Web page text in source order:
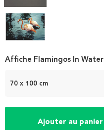
Item
4
70 x 100 cm
Ajouter au panier
Affiche Flamingos In Water